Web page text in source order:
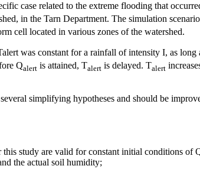
case related to the extreme flooding that
in the Tarn Department. The simulation
cell located in various zones of the watershed.
was constant for a rainfall of intensity I, as
Qalert is attained, Talert is delayed. Talert
simplifying hypotheses and should be
study are valid for constant initial conditions of
the actual soil humidity;